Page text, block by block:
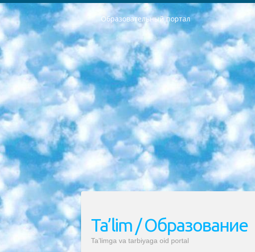
Образовательный портал
РЕСПУБЛИКА УЗБЕКИСТАН МИНИСТРЕРСТВО ДОШКОЛЬНОГО И ШКОЛЬНОГО ОБРАЗОВАНИЯ КОМАНДА в общеобразовательных учреждениях в 2023-2024 учебном году организация и проведение итоговой государственной аттестации обучающихся о Министра дошкольного и школьного образования Республики Узбекистан от 4 марта 2008 года (постановлением Минюста от 20 марта 2008 года № 1778 государственной регистрации) «Итоговое состояние учащихся общего среднего образования на основании положения об утверждении положения об аттестации общего среднего образования выпускной экзамен студентов в образовательных учреждениях в 2023-2024 учебном году В целях организации и прохождения аттестации приказываю: 1. Следующее: перечень предметов, по которым будет проводиться итоговая государственная аттестация и экзамен формы перевода согласно приложению 1; сертификаты международного образца, оценивающие уровень владения иностранными языками перечень согласно приложению 2; 2. Педагогический при специализированных образовательных учреждениях. научно-практический центр квалификации и международной оценки (Д.Давидова) 2024 г. До 25 марта: задания по предметам, по которым будет проводиться итоговая аттестация разработка и утверждение технических условий; итоговая аттестация на основании разработанного предметного задания разработка вопросов по предметам (устно и письменно), экзамен передача; общеобразовательные средние школы и специальные учебные заведения учащиеся выпускных классов школ и интернатов в агентской системе подготовка базы данных экзаменационных материалов и критериев оценки; перевод базы экзаменационных материалов на все языки обучения подать в Республиканский образовательный центр для изготовления; варианты экзаменов на основе разработанных контрольных материалов пусть будут поставлены задачи формирования. 3. Республиканский образовательный центр (Ш.Худайкулов) до 5 апреля 2024 года. до: база данных предоставленных экзаменационных материалов на все языки обучения перевод и экспертиза; для слепых, слабовидящих, глухих, слабослышащих и умственно отсталых детей учащиеся выпускных классов специализированных школ и школ-интернатов база данных экзаменационных материалов на всех преподаваемых языках подготовка критериев оценки; специализированные школы для умственно отсталых детей и технологии для учащихся выпускных классов школ-интернатов разработка соответствующих рекомендаций и критериев проведения ЕГЭ по естествознанию давать задания. 4. Педагогический при специализированных образовательных учреждениях. Научно-практический центр навыков и международной оценки (Д.Давидова), Республика образовательный центр (Худайкулов Ш.) итоговый государственный аттестационный экзамен ориентирован на творческое и логическое мышление при подготовке базы материалов учитывать введение заданий. 5. Следует отметить, что: сертификат государственного образца о знании общеобразовательного предмета и как минимум национальный уровень B1 по предметам на иностранных языках, указанным в Приложении 2. или международно признанный сертификат эквивалентного уровня студенты, изучающие определенный предмет, освобождаются от экзамена; по соответствующим предметам
Ta’lim / Образование
Ta’limga va tarbiyaga oid portal